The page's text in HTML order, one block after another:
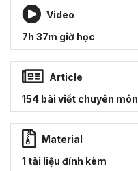
Video
7h 37m giờ học
Article
154 bài viết chuyên môn
Material
1 tài liệu đính kèm